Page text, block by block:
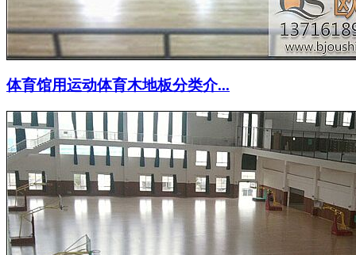
体育馆用运动体育木地板分类介...